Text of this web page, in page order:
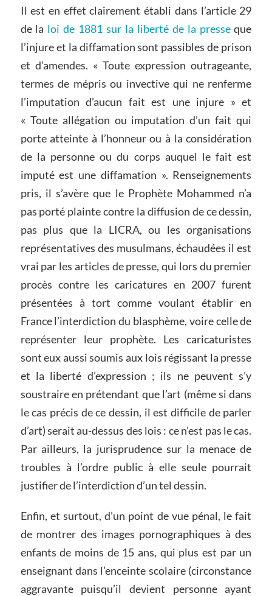
Il est en effet clairement établi dans l’article 29
de la loi de 1881 sur la liberté de la presseque
l’injure et la diffamation sont passibles de prison
et d’amendes. « Toute expression outrageante,
termes de mépris ou invective qui ne renferme
l’imputation d’aucun fait est une injure » et
« Toute allégation ou imputation d’un fait qui
porte atteinte à l’honneur ou à la considération
de la personne ou du corps auquel le fait est
imputé est une diffamation ». Renseignements
pris, il s’avère que le Prophète Mohammed n’a
pas porté plainte contre la diffusion de ce dessin,
pas plus que la LICRA, ou les organisations
représentatives des musulmans, échaudées il est
vrai par les articles de presse, qui lors du premier
procès contre les caricatures en 2007 furent
présentées à tort comme voulant établir en
France l’interdiction du blasphème, voire celle de
représenter leur prophète. Les caricaturistes
sont eux aussi soumis aux lois régissant la presse
et la liberté d’expression ; ils ne peuvent s’y
soustraire en prétendant que l’art (même si dans
le cas précis de ce dessin, il est difficile de parler
d’art) serait au-dessus des lois : ce n’est pas le cas.
Par ailleurs, la jurisprudence sur la menace de
troubles à l’ordre public à elle seule pourrait
justifier de l’interdiction d’un tel dessin.
Enfin, et surtout, d’un point de vue pénal, le fait
de montrer des images pornographiques à des
enfants de moins de 15 ans, qui plus est par un
enseignant dans l’enceinte scolaire (circonstance
aggravante puisqu’il devient personne ayant